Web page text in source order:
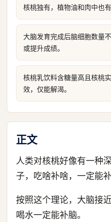
核桃独有，植物油和肉中也有
大脑发育完成后脑细胞数量
或提升成绩。
核桃乳饮料含糖量高且核桃
效，仅能解渴。
正文
人类对核桃好像有一种
子，吃啥补啥，一定能补
按照这个理论，大脑接
喝水一定能补脑。